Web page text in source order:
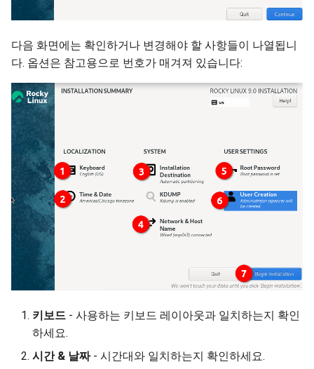
다음 화면에는 확인하거나 변경해야 할 사항들이 나열됩니
다. 옵션은 참고용으로 번호가 매겨져 있습니다:
키보드 - 사용하는 키보드 레이아웃과 일치하는지 확인
하세요.
시간 & 날짜- 시간대와 일치하는지 확인하세요.